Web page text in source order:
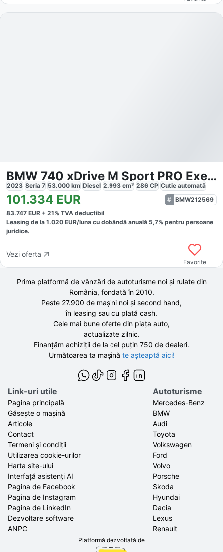
BMW 740 xDrive M Sport PRO Executive Lounge
2023 Seria 7 53.000 km Diesel 2.993 cm³ 286 CP Cutie automată
101.334 EUR
BMW212569
83.747 EUR + 21% TVA deductibil
Leasing de la 1.020 EUR/luna cu dobăndă anuală 5,7% pentru persoane
juridice.
Vezi oferta
Favorite
Prima platformă de vânzări de autoturisme noi și rulate din
România, fondată în 2010.
Peste 27.900 de mașini noi și second hand,
în leasing sau cu plată cash.
Cele mai bune oferte din piața auto,
actualizate zilnic.
Finanțăm achiziții de la cel puțin 750 de dealeri.
Următoarea ta mașină te așteaptă aici!
Link-uri utile
Pagina principală
Găsește o mașină
Articole
Contact
Termeni și condiții
Utilizarea cookie-urilor
Harta site-ului
Interfață asistenți AI
Pagina de Facebook
Pagina de Instagram
Pagina de LinkedIn
Dezvoltare software
ANPC
Autoturisme
Mercedes-Benz
BMW
Audi
Toyota
Volkswagen
Ford
Volvo
Porsche
Skoda
Hyundai
Dacia
Lexus
Renault
Platformă dezvoltată de